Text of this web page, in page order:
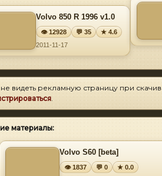
Volvo 850 R 1996 v1.0
👁 12928 💬 35
★ 4.6
2011-11-17
видеть рекламную страницу при
.
материалы:
Volvo S60 [beta]
👁 1837 💬 0
★ 0.0